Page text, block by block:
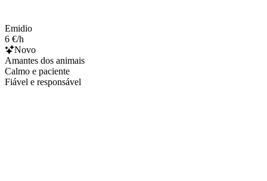
Emidio
6 €/h
Novo
Amantes dos animais
Calmo e paciente
Fiável e responsável